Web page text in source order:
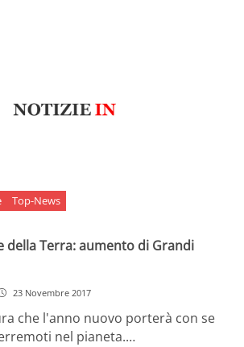
Top-News
della Terra: aumento di Grandi
23 Novembre 2017
che l'anno nuovo porterà con se
nel pianeta.…